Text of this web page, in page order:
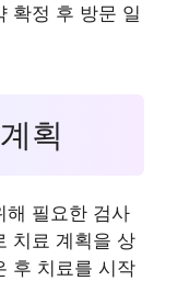
확정 후 방문 일
획
해 필요한 검사
치료 계획을 상
후 치료를 시작